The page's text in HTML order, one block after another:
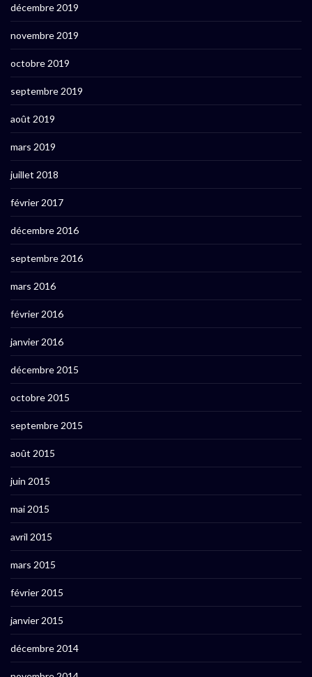
décembre 2019
novembre 2019
octobre 2019
septembre 2019
août 2019
mars 2019
juillet 2018
février 2017
décembre 2016
septembre 2016
mars 2016
février 2016
janvier 2016
décembre 2015
octobre 2015
septembre 2015
août 2015
juin 2015
mai 2015
avril 2015
mars 2015
février 2015
janvier 2015
décembre 2014